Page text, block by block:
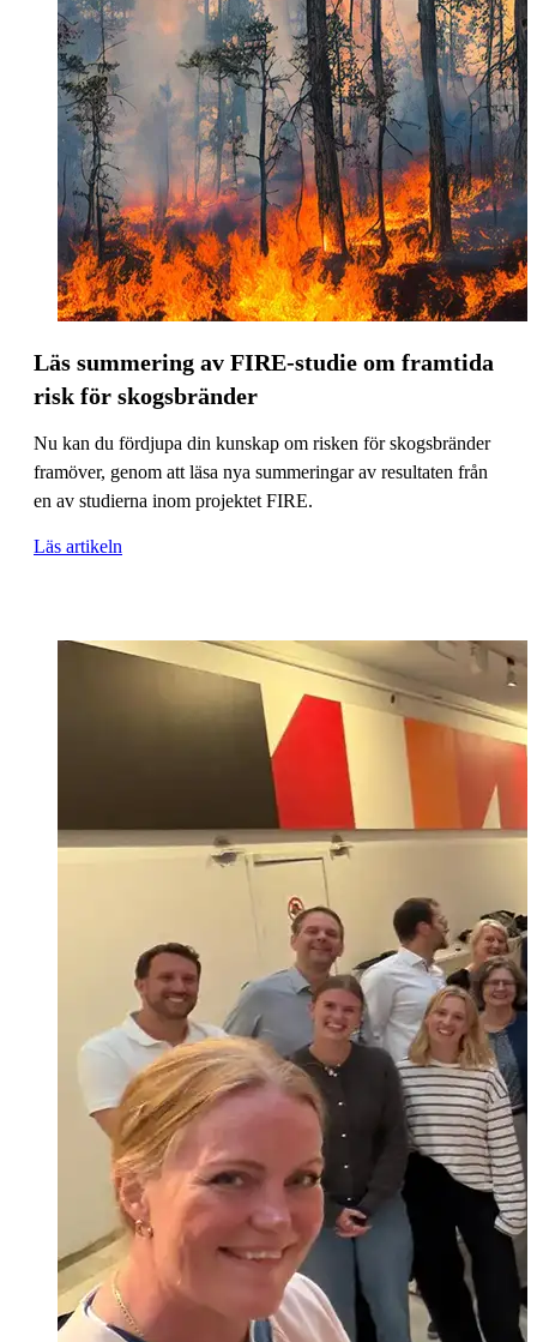
Läs summering av FIRE-studie om framtida
risk för skogsbränder
Nu kan du fördjupa din kunskap om risken för skogsbränder
framöver, genom att läsa nya summeringar av resultaten från
en av studierna inom projektet FIRE.
Läs artikeln